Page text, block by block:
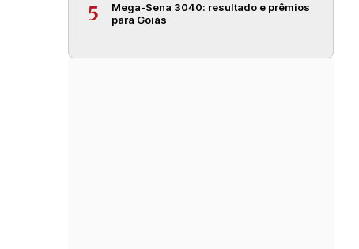
5
Mega-Sena 3040: resultado e prêmios
para Goiás